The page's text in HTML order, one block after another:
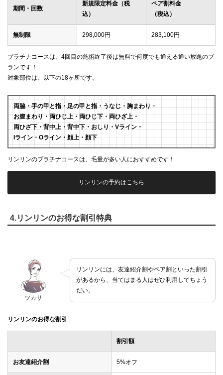
期間・回数
新規限定料金（税
込）
ペア割料金
（税込）
無制限 298,000円 283,100円
プラチナコースは、4回目の施術終了後は無料で何度でも通える通い放題のプ
ランです！
対象部位は、以下の18ヶ所です。
両脇・手の甲と指・足の甲と指・うなじ・胸まわり・
お腹まわり・両ひじ上・両ひじ下・両ひざ上・
両ひざ下・背中上・背中下・おしり・Vライン・
Iライン・Oライン・顔上・顔下
リンリンのプラチナコースは、毛量が多い人におすすめです！
リンリンの予約はこちら
4.リンリンのお得な割引特典
ツカサ
リンリンには、友達紹介割やペア割といった割引
があるから、当てはまる人はぜひ利用してちょう
だい。
リンリンのお得な割引
割引額
お友達紹介割 5%オフ